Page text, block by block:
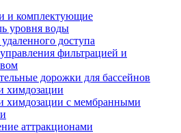
и комплектующие
уровня воды
доступа
фильтрацией и
дорожки для бассейнов
химдозации
химдозации с мембранными
аттракционами